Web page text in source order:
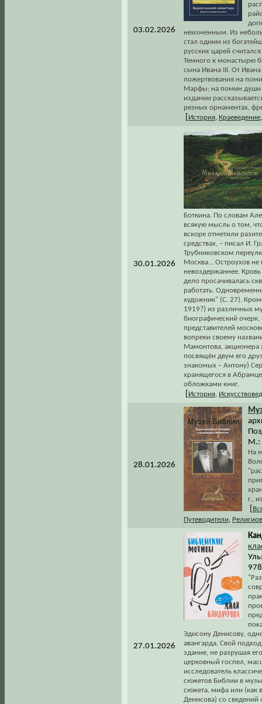
03.02.2026
неизменным. Из
стал одним из
русских царей
Темного к монастырю
сына Ивана III. От
пожертвования на
Марфы; на помин души
издании
резных орнаментах,
История Краеведение
30.01.2026
Боткина. По словам
всякую мысль о том,
вскоре отметили
средствах, – писал И.
Трубниковском
Москва... Остроухов не
невоздержаннее.
дело просачивалась
работать.
художник" (С. 27).
1919?) из различных
биографический очерк,
представителей
вопреки своему
Мамонтова, акционера
посвящён двум его
знакомых – Антону)
хранящегося в
обложками книг.
История
28.01.2026
М.:
На
г.,
Путеводители
27.01.2026
Эдисону Денисову,
авангарда. Свой
здание, не разрушая
церковный госпел,
исследователь
сюжетов Библии в
сюжета, мифа или (как
Денисова) со